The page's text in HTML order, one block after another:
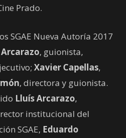
Prado.
SGAE Nueva Autoría 2017
, guionista,
Xavier Capellas,
, directora y guionista.
Lluís Arcarazo,
institucional del
SGAE, Eduardo